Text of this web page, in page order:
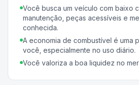
Você busca um veículo com baixo
manutenção, peças acessíveis e
conhecida.
A economia de combustível é uma
você, especialmente no uso diário.
Você valoriza a boa liquidez no